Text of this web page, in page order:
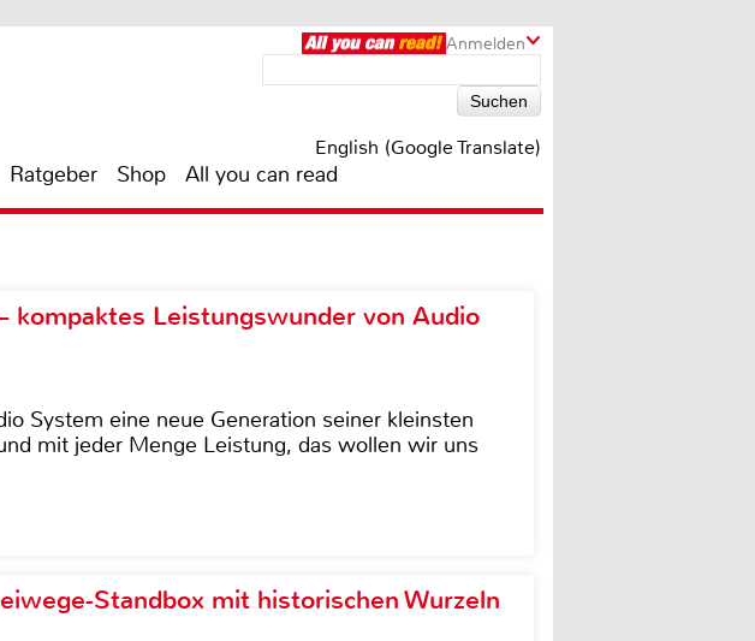
Anmelden
English (Google Translate)
Ratgeber Shop All you can read
kompaktes Leistungswunder von Audio
System eine neue Generation seiner kleinsten
mit jeder Menge Leistung, das wollen wir uns
Standbox mit historischen Wurzeln